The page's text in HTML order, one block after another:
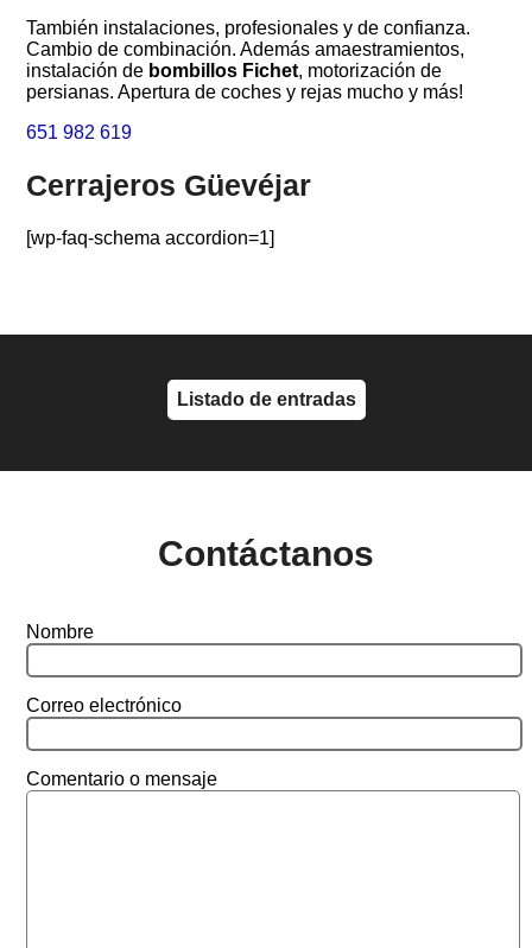
También instalaciones, profesionales y de confianza.
Cambio de combinación. Además amaestramientos,
instalación de bombillos Fichet, motorización de
persianas. Apertura de coches y rejas mucho y más!
651 982 619
Cerrajeros Güevéjar
[wp-faq-schema accordion=1]
Listado de entradas
Contáctanos
Nombre
Correo electrónico
Comentario o mensaje